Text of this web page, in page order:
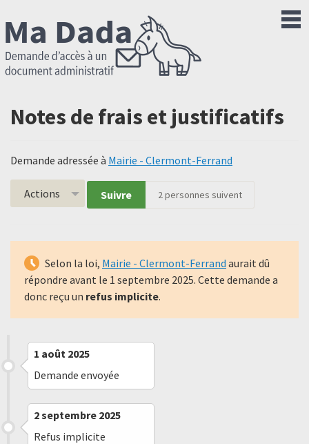
Notes de frais et justificatifs
Demande adressée à Mairie - Clermont-Ferrand
Actions Suivre 2personnes suivent
Selon la loi, Mairie - Clermont-Ferrand aurait dû
répondre avant le 1 septembre 2025. Cette demande a
donc reçu un refus implicite.
1 août 2025
Demande envoyée
2 septembre 2025
Refus implicite